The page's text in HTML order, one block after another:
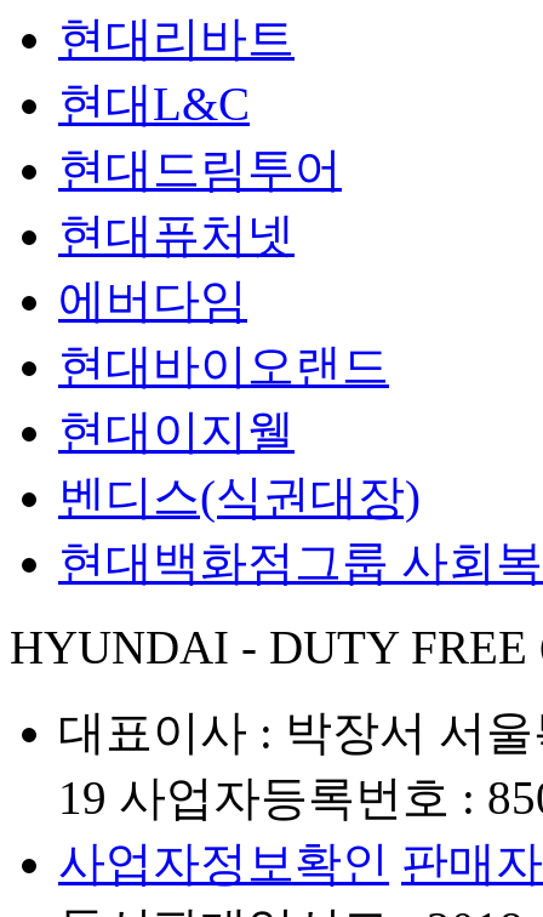
현대리바트
현대L&C
현대드림투어
현대퓨처넷
에버다임
현대바이오랜드
현대이지웰
벤디스(식권대장)
현대백화점그룹 사회
HYUNDAI - DUTY FREE
대표이사 : 박장서 서
19 사업자등록번호 :
사업자정보확인 판매